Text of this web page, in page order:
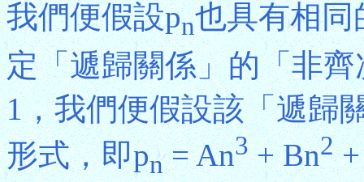
我們便假設pn也具有相同
定「遞歸關係」的「非
1，我們便假設該「遞歸
形式，即pn= An3+ Bn2+